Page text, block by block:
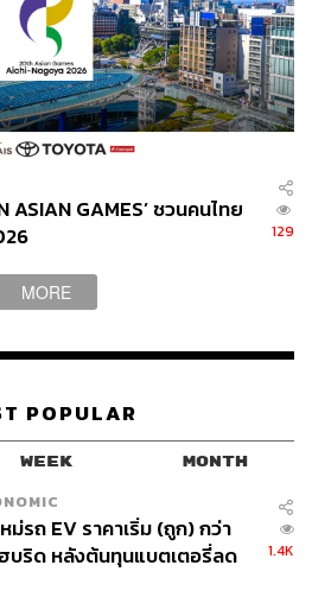
างความมั่นคง เก็บเกี่ยวมวลน้ำ
ทุนใช้ต่อในฤดูแล้ง]
น้ำในแหล่งน้ำทุกประเภทช่วง
ร 7)
ป็นน้ำต้นทุนสำหรับภาคอุปโภค
รองรับฤดูแล้งปีต่อไป สร้าง
าระวัง (มาตรการ 8)
วนและแอปพลิเคชัน
บมาตรการให้สอดคล้องกับ
การ 9) เพื่อปรับมาตรการอย่าง
งค์กรอัจฉริยะด้านน้ำ
ASIAN GAMES’ ชวนคนไทย
129
MORE
POPULAR
WEEK MONTH
ม่รถ EV ราคาเริ่ม (ถูก) กว่า
บริด หลังต้นทุนแบตเตอรี่ลด
1.4K